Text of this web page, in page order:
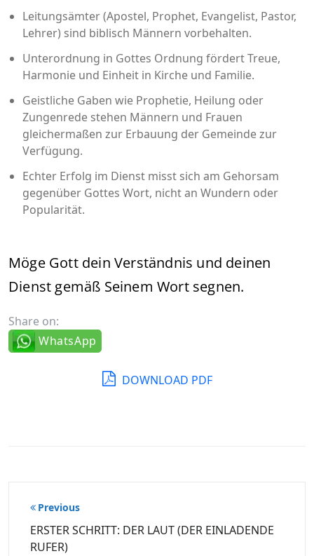
Leitungsämter (Apostel, Prophet, Evangelist, Pastor,
Lehrer) sind biblisch Männern vorbehalten.
Unterordnung in Gottes Ordnung fördert Treue,
Harmonie und Einheit in Kirche und Familie.
Geistliche Gaben wie Prophetie, Heilung oder
Zungenrede stehen Männern und Frauen
gleichermaßen zur Erbauung der Gemeinde zur
Verfügung.
Echter Erfolg im Dienst misst sich am Gehorsam
gegenüber Gottes Wort, nicht an Wundern oder
Popularität.
Möge Gott dein Verständnis und deinen
Dienst gemäß Seinem Wort segnen.
Share on:
WhatsApp
DOWNLOAD PDF
Beitragsnavigation
Previous
ERSTER SCHRITT: DER LAUT (DER EINLADENDE
RUFER)